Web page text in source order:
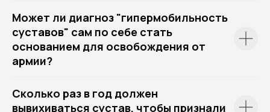
Может ли диагноз "гипермобильность
суставов" сам по себе стать
основанием для освобождения от
армии?
Сколько раз в год должен
вывихиваться сустав, чтобы признали